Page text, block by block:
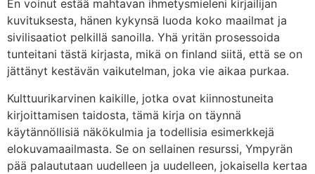
En voinut estää mahtavan ihmetysmieleni kirjailijan
kuvituksesta, hänen kykynsä luoda koko maailmat ja
sivilisaatiot pelkillä sanoilla. Yhä yritän prosessoida
tunteitani tästä kirjasta, mikä on finland siitä, että se on
jättänyt kestävän vaikutelman, joka vie aikaa purkaa.
Kulttuurikarvinen kaikille, jotka ovat kiinnostuneita
kirjoittamisen taidosta, tämä kirja on täynnä
käytännöllisiä näkökulmia ja todellisia esimerkkejä
elokuvamaailmasta. Se on sellainen resurssi, Ympyrän
pää palaututaan uudelleen ja uudelleen, jokaisella kertaa